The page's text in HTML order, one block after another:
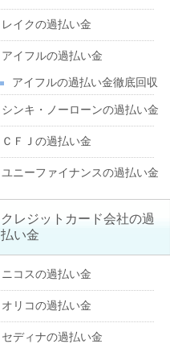
レイクの過払い金
アイフルの過払い金
アイフルの過払い金徹底回収
シンキ・ノーローンの過払い金
ＣＦＪの過払い金
ユニーファイナンスの過払い金
クレジットカード会社の過
払い金
ニコスの過払い金
オリコの過払い金
セディナの過払い金